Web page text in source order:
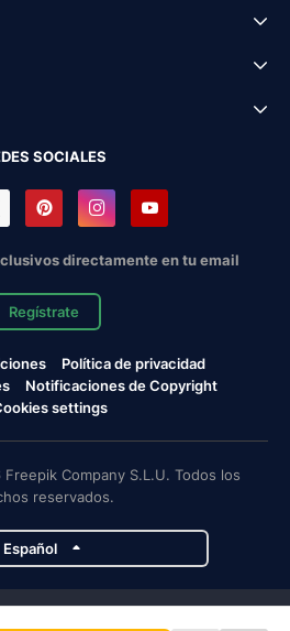
SOCIALES
directamente en tu email
Regístrate
Política de privacidad
Notificaciones de Copyright
settings
Company S.L.U. Todos los
reservados.
Español